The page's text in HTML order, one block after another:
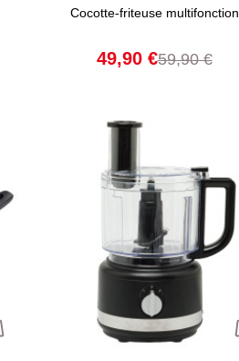
Cocotte-friteuse multifonction
49,90 €59,90 €